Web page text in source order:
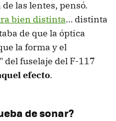
las lentes, pensó.
bien distinta… distinta
de que la óptica
la forma y el
fuselaje del F-117
efecto.
de sonar?